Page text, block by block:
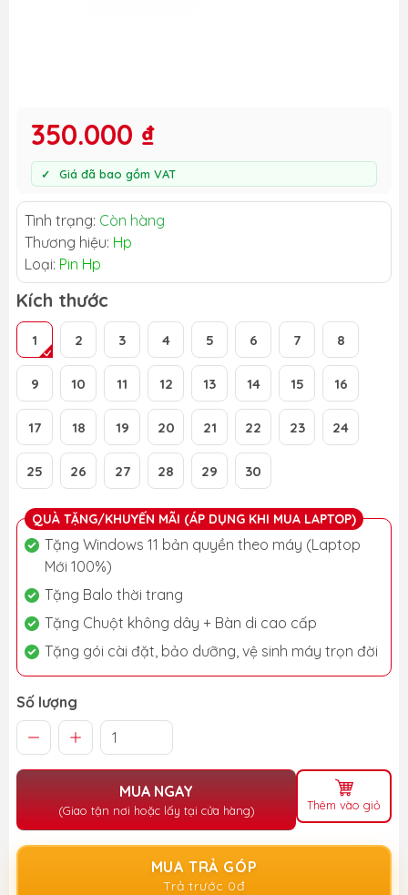
350.000 ₫
Giá đã bao gồm VAT
Tình trạng: Còn hàng
Thương hiệu: Hp
Loại: Pin Hp
Kích thước
1 2 3 4 5 6 7 8
9 10 11 12 13 14 15 16
17 18 19 20 21 22 23 24
25 26 27 28 29 30
QUÀ TẶNG/KHUYẾN MÃI (ÁP DỤNG KHI MUA LAPTOP)
Tặng Windows 11 bản quyền theo máy (Laptop
Mới 100%)
Tặng Balo thời trang
Tặng Chuột không dây + Bàn di cao cấp
Tặng gói cài đặt, bảo dưỡng, vệ sinh máy trọn đời
Số lượng
MUA NGAY
(Giao tận nơi hoặc lấy tại cửa hàng) Thêm vào giỏ
MUA TRẢ GÓP
Trả trước 0đ